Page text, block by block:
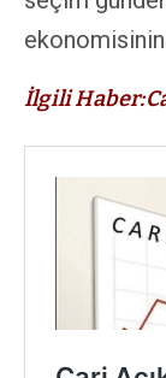
ekonomisinin
İlgili